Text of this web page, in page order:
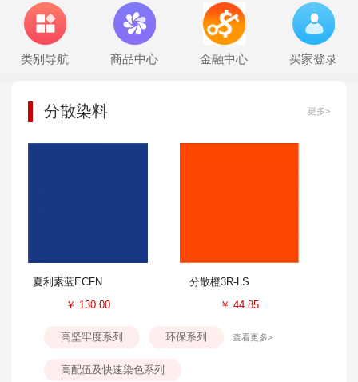
类别导航 商品中心 金融中心 买家登录
分散染料 更多>
夏利素蓝ECFN
￥ 130.00
分散橙3R-LS
￥ 44.85
高坚牢度系列 环保系列
高配伍及快速染色系列
查看更多>